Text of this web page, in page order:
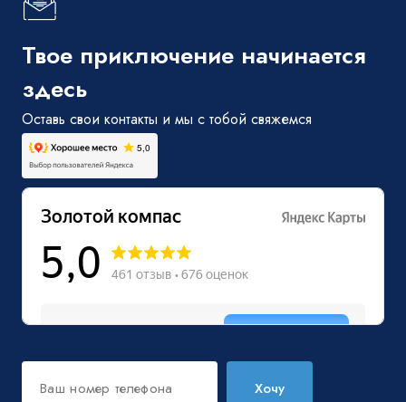
Твое приключение начинается
здесь
Оставь свои контакты и мы с тобой свяжемся
Хочу